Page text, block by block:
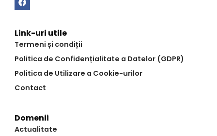
Link-uri utile
Termeni și condiții
Politica de Confidențialitate a Datelor (GDPR)
Politica de Utilizare a Cookie-urilor
Contact
Domenii
Actualitate